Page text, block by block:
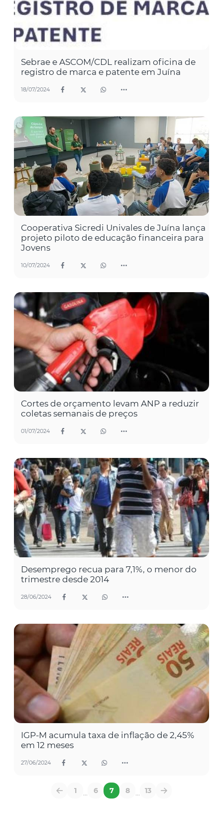
Sebrae e ASCOM/CDL realizam oficina de
registro de marca e patente em Juína
18/07/2024
Cooperativa Sicredi Univales de Juína lança
projeto piloto de educação financeira para
Jovens
10/07/2024
Cortes de orçamento levam ANP a reduzir
coletas semanais de preços
01/07/2024
Desemprego recua para 7,1%, o menor do
trimestre desde 2014
28/06/2024
IGP-M acumula taxa de inflação de 2,45%
em 12 meses
27/06/2024
1 ... 6 7 8 ... 13